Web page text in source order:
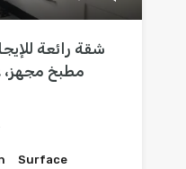
مطبخ مجهز،
Surface